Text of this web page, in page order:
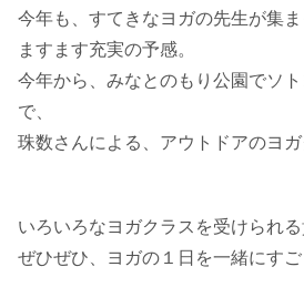
今年も、すてきなヨガの先生が集ま
ますます充実の予感。
今年から、みなとのもり公園でソ
で、
珠数さんによる、アウトドアのヨガ
いろいろなヨガクラスを受けられる
ぜひぜひ、ヨガの１日を一緒にすご